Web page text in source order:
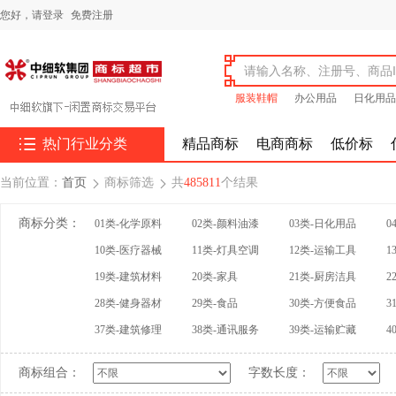
您好， 请登录 免费注册
服装鞋帽 办公用品 日化用品
 热门行业分类 精品商标 电商商标 低价标
当前位置： 首页  商标筛选  共485811个结果
商标分类： 01类-化学原料 02类-颜料油漆 03类-日化用品
10类-医疗器械 11类-灯具空调 12类-运输工具
19类-建筑材料 20类-家具 21类-厨房洁具
28类-健身器材 29类-食品 30类-方便食品
37类-建筑修理 38类-通讯服务 39类-运输贮藏
商标组合： 字数长度：